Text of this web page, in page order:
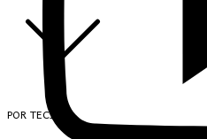
POR TECIDO